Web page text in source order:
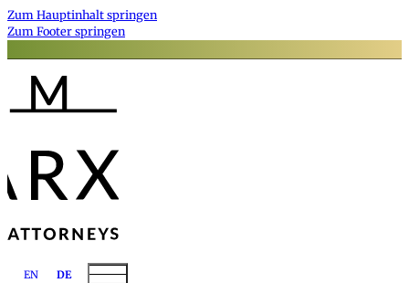
Zum Hauptinhalt springen
Zum Footer springen
EN DE